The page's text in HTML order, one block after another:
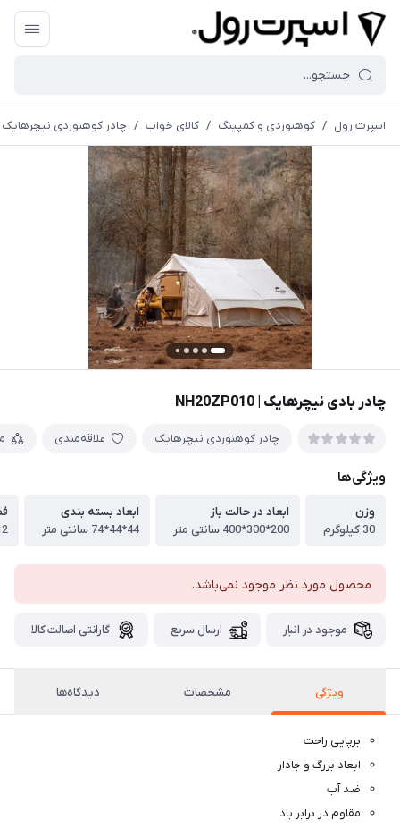
اسپرت رول / کوهنوردی و کمپینگ / کالای خواب / چادر کوهنوردی نیچرهایک
چادر بادی نیچرهایک | NH20ZP010
چادر کوهنوردی نیچرهایک علاقه‌مندی
ویژگی‌ها
وزن
30 کیلوگرم
ابعاد در حالت باز
200*300*400 سانتی متر
ابعاد بسته بندی
44*44*74 سانتی متر
12
محصول مورد نظر موجود نمی‌باشد.
موجود در انبار ارسال سریع گارانتی اصالت کالا
ویژگی مشخصات دیدگاه‌ها
برپایی راحت
ابعاد بزرگ و جادار
ضد آب
مقاوم در برابر باد